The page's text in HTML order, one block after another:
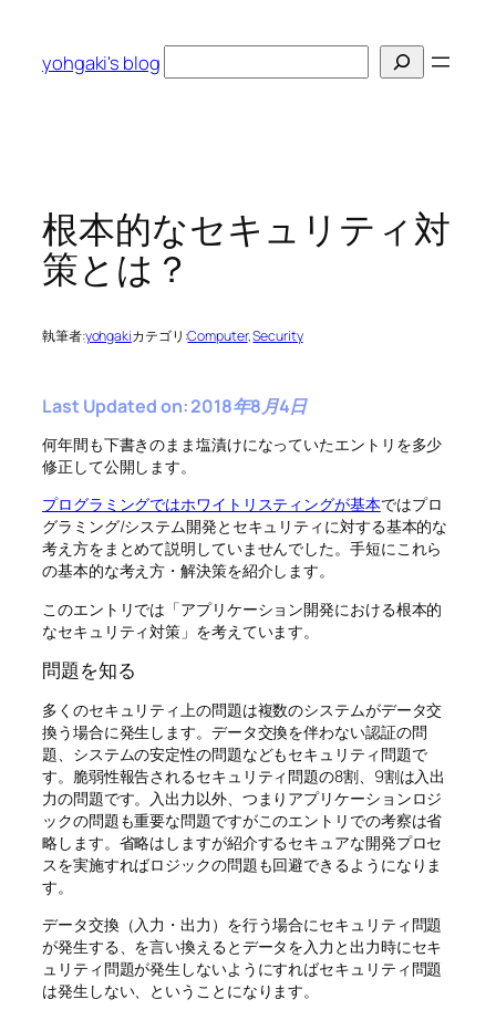
yohgaki's blog
索
根本的なセキュリティ対
策とは？
執筆者:yohgakiカテゴリ:Computer, Security
Last Updated on: 2018年8月4日
何年間も下書きのまま塩漬けになっていたエントリを多少
修正して公開します。
プログラミングではホワイトリスティングが基本ではプロ
グラミング/システム開発とセキュリティに対する基本的な
考え方をまとめて説明していませんでした。手短にこれら
の基本的な考え方・解決策を紹介します。
このエントリでは「アプリケーション開発における根本的
なセキュリティ対策」を考えています。
問題を知る
多くのセキュリティ上の問題は複数のシステムがデータ交
換う場合に発生します。データ交換を伴わない認証の問
題、システムの安定性の問題などもセキュリティ問題で
す。脆弱性報告されるセキュリティ問題の8割、9割は入出
力の問題です。入出力以外、つまりアプリケーションロジ
ックの問題も重要な問題ですがこのエントリでの考察は省
略します。省略はしますが紹介するセキュアな開発プロセ
スを実施すればロジックの問題も回避できるようになりま
す。
データ交換（入力・出力）を行う場合にセキュリティ問題
が発生する、を言い換えるとデータを入力と出力時にセキ
ュリティ問題が発生しないようにすればセキュリティ問題
は発生しない、ということになります。